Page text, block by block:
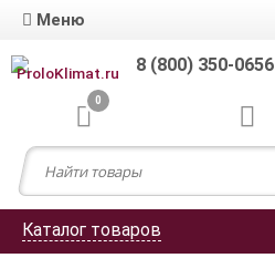
Меню
8 (800) 350-0656
0
Каталог товаров